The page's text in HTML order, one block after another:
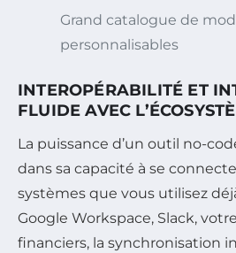
Grand catalogue de
personnalisables
INTEROPÉRABILITÉ ET
FLUIDE AVEC
La puissance d’un outil no-
dans sa capacité à se
systèmes que vous utilisez
Google Workspace, Slack,
financiers, la synchronisation